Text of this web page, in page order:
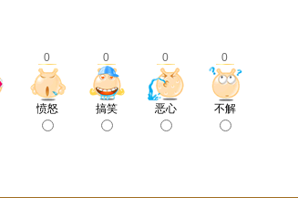
0 0 0 0
愤怒 搞笑 恶心 不解